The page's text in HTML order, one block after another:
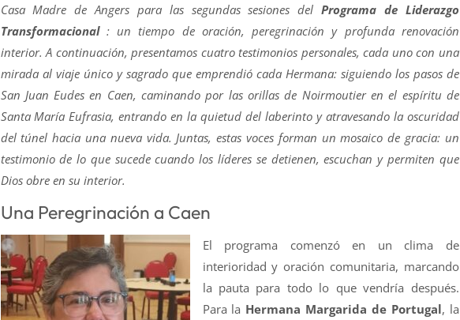
Casa Madre de Angers para las segundas sesiones delPrograma de Liderazgo
Transformacional: un tiempo de oración, peregrinación y profunda renovación
interior. A continuación, presentamos cuatro testimonios personales, cada uno con una
mirada al viaje único y sagrado que emprendió cada Hermana: siguiendo los pasos de
San Juan Eudes en Caen, caminando por las orillas de Noirmoutier en el espíritu de
Santa María Eufrasia, entrando en la quietud del laberinto y atravesando la oscuridad
del túnel hacia una nueva vida. Juntas, estas voces forman un mosaico de gracia: un
testimonio de lo que sucede cuando los líderes se detienen, escuchan y permiten que
Dios obre en su interior.
Una Peregrinación a Caen
El programa comenzó en un clima de
interioridad y oración comunitaria, marcando
la pauta para todo lo que vendría después.
Para la Hermana Margarida de Portugal, la